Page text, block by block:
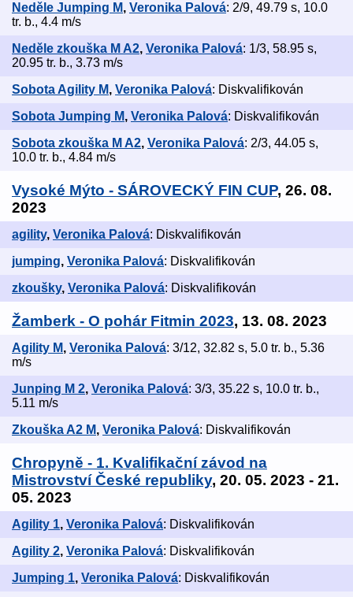
Neděle Jumping M, Veronika Palová: 2/9, 49.79 s, 10.0
tr. b., 4.4 m/s
Neděle zkouška M A2, Veronika Palová: 1/3, 58.95 s,
20.95 tr. b., 3.73 m/s
Sobota Agility M, Veronika Palová: Diskvalifikován
Sobota Jumping M, Veronika Palová: Diskvalifikován
Sobota zkouška M A2, Veronika Palová: 2/3, 44.05 s,
10.0 tr. b., 4.84 m/s
Vysoké Mýto - SÁROVECKÝ FIN CUP, 26. 08.
2023
agility, Veronika Palová: Diskvalifikován
jumping, Veronika Palová: Diskvalifikován
zkoušky, Veronika Palová: Diskvalifikován
Žamberk - O pohár Fitmin 2023, 13. 08. 2023
Agility M, Veronika Palová: 3/12, 32.82 s, 5.0 tr. b., 5.36
m/s
Junping M 2, Veronika Palová: 3/3, 35.22 s, 10.0 tr. b.,
5.11 m/s
Zkouška A2 M, Veronika Palová: Diskvalifikován
Chropyně - 1. Kvalifikační závod na
Mistrovství České republiky, 20. 05. 2023 - 21.
05. 2023
Agility 1, Veronika Palová: Diskvalifikován
Agility 2, Veronika Palová: Diskvalifikován
Jumping 1, Veronika Palová: Diskvalifikován